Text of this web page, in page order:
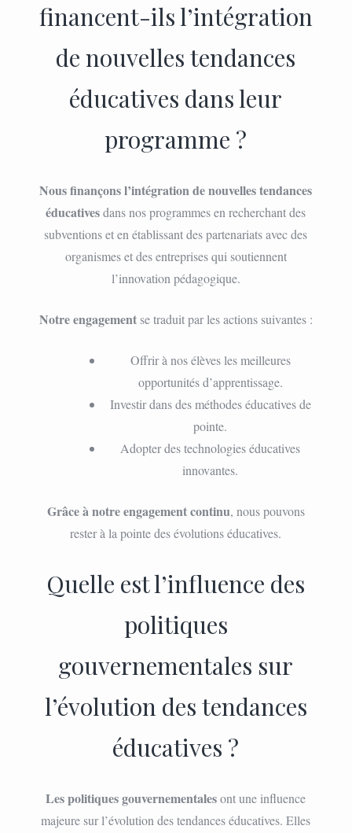
financent-ils l’intégration
de nouvelles tendances
éducatives dans leur
programme ?
Nous finançons l’intégration de nouvelles tendances
éducativesdans nos programmes en recherchant des
subventions et en établissant des partenariats avec des
organismes et des entreprises qui soutiennent
l’innovation pédagogique.
Notre engagementse traduit par les actions suivantes :
Offrir à nos élèves les meilleures
opportunités d’apprentissage.
Investir dans des méthodes éducatives de
pointe.
Adopter des technologies éducatives
innovantes.
Grâce à notre engagement continu, nous pouvons
rester à la pointe des évolutions éducatives.
Quelle est l’influence des
politiques
gouvernementales sur
l’évolution des tendances
éducatives ?
Les politiques gouvernementalesont une influence
majeure sur l’évolution des tendances éducatives. Elles